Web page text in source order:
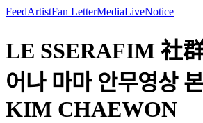
FeedArtistFan LetterMediaLiveNotice
LE SSERAFIM 社
어나 마마 안무영상
KIM CHAEWON